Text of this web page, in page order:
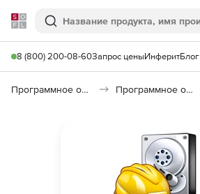
Softline
Поиск
8 (800) 200-08-60Запрос ценыИнферитБлог
Программное обеспечение для работы с файлами и дисками Программное обеспечение для восстановления данных